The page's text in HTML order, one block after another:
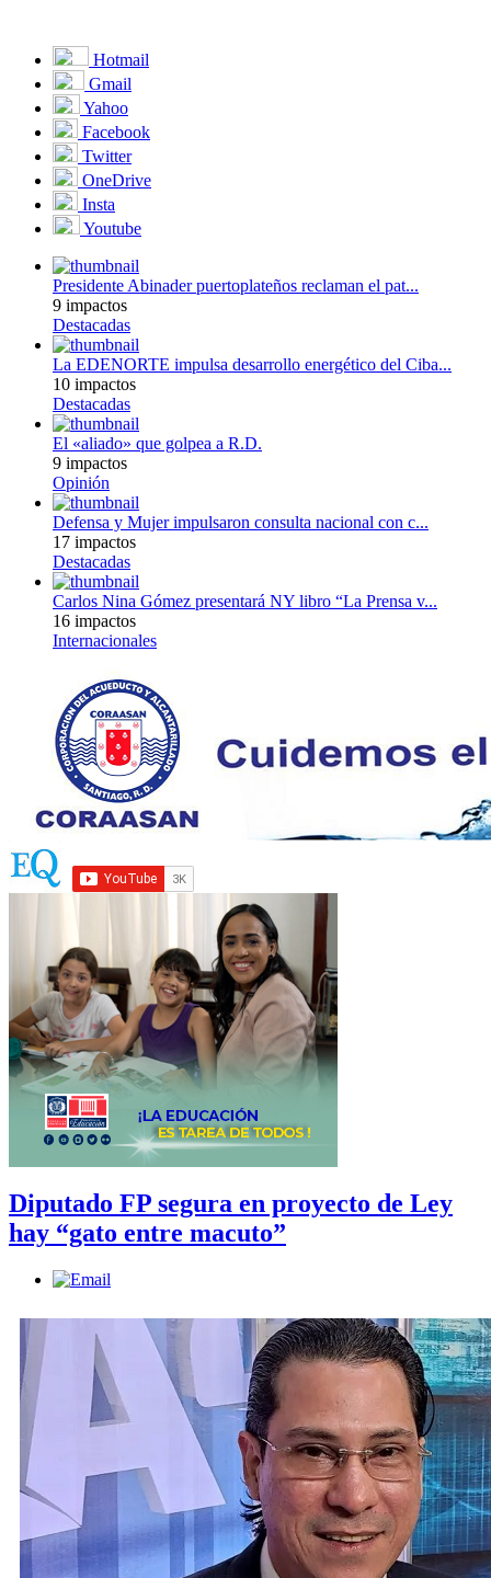
Hotmail
Gmail
Yahoo
Facebook
Twitter
OneDrive
Insta
Youtube
Presidente Abinader puertoplateños reclaman el pat...
9 impactos
Destacadas
La EDENORTE impulsa desarrollo energético del Ciba...
10 impactos
Destacadas
El «aliado» que golpea a R.D.
9 impactos
Opinión
Defensa y Mujer impulsaron consulta nacional con c...
17 impactos
Destacadas
Carlos Nina Gómez presentará NY libro “La Prensa v...
16 impactos
Internacionales
Diputado FP segura en proyecto de Ley
hay “gato entre macuto”